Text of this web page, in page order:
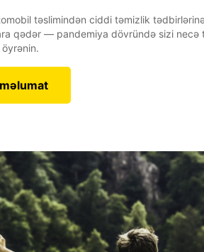
təslimindən ciddi təmizlik
qədər — pandemiya dövründə sizi necə
öyrənin.